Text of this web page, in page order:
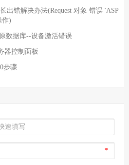
出错解决办法(Request 对象 错误 'ASP
作)
数据库--设备激活错误
器控制面板
步骤
*